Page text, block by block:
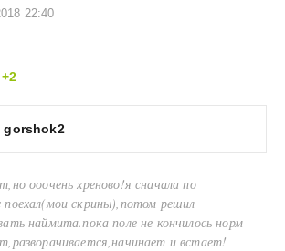
22:40
+2
gorshok2
ооочень хреново!я сначала по
скрины),потом решил
наймита.пока поле не кончилось норм
и встает!